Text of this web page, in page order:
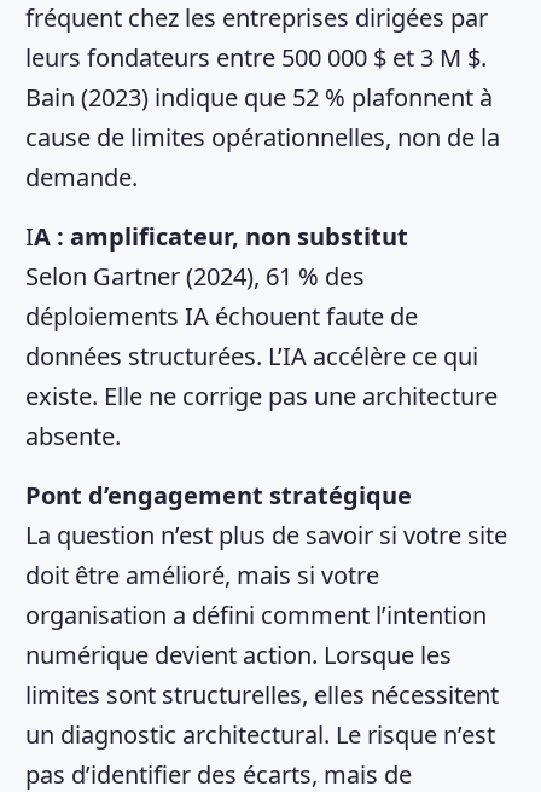
fréquent chez les entreprises dirigées par
leurs fondateurs entre 500 000 $ et 3 M $.
Bain (2023) indique que 52 % plafonnent à
cause de limites opérationnelles, non de la
demande.
IA : amplificateur, non substitut
Selon Gartner (2024), 61 % des
déploiements IA échouent faute de
données structurées. L’IA accélère ce qui
existe. Elle ne corrige pas une architecture
absente.
Pont d’engagement stratégique
La question n’est plus de savoir si votre site
doit être amélioré, mais si votre
organisation a défini comment l’intention
numérique devient action. Lorsque les
limites sont structurelles, elles nécessitent
un diagnostic architectural. Le risque n’est
pas d’identifier des écarts, mais de